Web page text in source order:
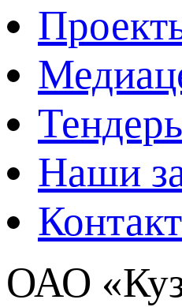
Наши
ОАО